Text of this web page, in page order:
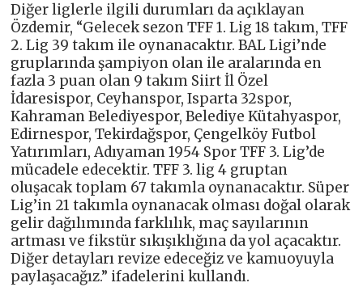
Diğer liglerle ilgili durumları da açıklayan
Özdemir, “Gelecek sezon TFF 1. Lig 18 takım, TFF
2. Lig 39 takım ile oynanacaktır. BAL Ligi’nde
gruplarında şampiyon olan ile aralarında en
fazla 3 puan olan 9 takım Siirt İl Özel
İdaresispor, Ceyhanspor, Isparta 32spor,
Kahraman Belediyespor, Belediye Kütahyaspor,
Edirnespor, Tekirdağspor, Çengelköy Futbol
Yatırımları, Adıyaman 1954 Spor TFF 3. Lig’de
mücadele edecektir. TFF 3. lig 4 gruptan
oluşacak toplam 67 takımla oynanacaktır. Süper
Lig’in 21 takımla oynanacak olması doğal olarak
gelir dağılımında farklılık, maç sayılarının
artması ve fikstür sıkışıklığına da yol açacaktır.
Diğer detayları revize edeceğiz ve kamuoyuyla
paylaşacağız.” ifadelerini kullandı.